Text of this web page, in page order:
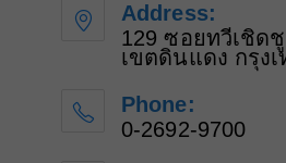
Address:
129 ซอยทวีเชิด
เขตดินแดง กรุงเ
Phone:
0-2692-9700